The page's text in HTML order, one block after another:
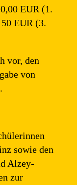
EUR (1.
EUR (3.
vor, den
von
sowie den
Alzey-
zur